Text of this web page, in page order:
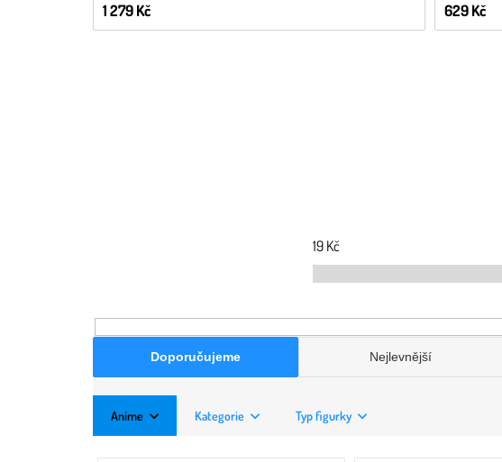
1 279 Kč 629 Kč
19 Kč
Doporučujeme Nejlevnější
Anime Kategorie Typ figurky